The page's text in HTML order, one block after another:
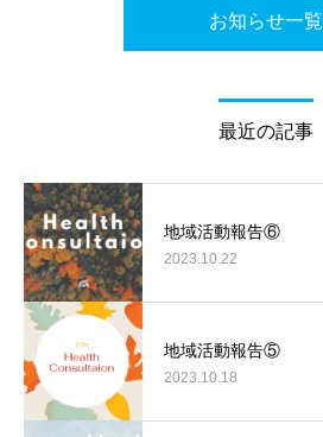
お知らせ一覧
最近の記事
地域活動報告⑥
2023.10.22
地域活動報告⑤
2023.10.18